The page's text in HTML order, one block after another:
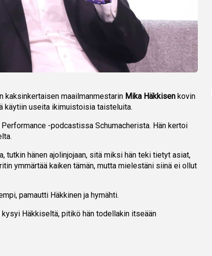
kaksinkertaisen maailmanmestarin Mika Häkkisen kovin
käytiin useita ikimuistoisia taisteluita.
-podcastissa Schumacherista. Hän kertoi
tutkin hänen ajolinjojaan, sitä miksi hän teki tietyt asiat,
ymmärtää kaiken tämän, mutta mielestäni siinä ei ollut
pamautti Häkkinen ja hymähti.
Häkkiseltä, pitikö hän todellakin itseään